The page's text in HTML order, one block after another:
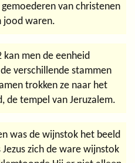
gemoederen van christenen
jood waren.
kan men de eenheid
verschillende stammen
trokken ze naar het
de tempel van Jeruzalem.
was de wijnstok het beeld
Jezus zich de ware wijnstok